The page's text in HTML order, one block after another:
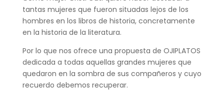
tantas mujeres que fueron situadas lejos de los
hombres en los libros de historia, concretamente
en la historia de la literatura.
Por lo que nos ofrece una propuesta de OJIPLATOS
dedicada a todas aquellas grandes mujeres que
quedaron en la sombra de sus compañeros y cuyo
recuerdo debemos recuperar.